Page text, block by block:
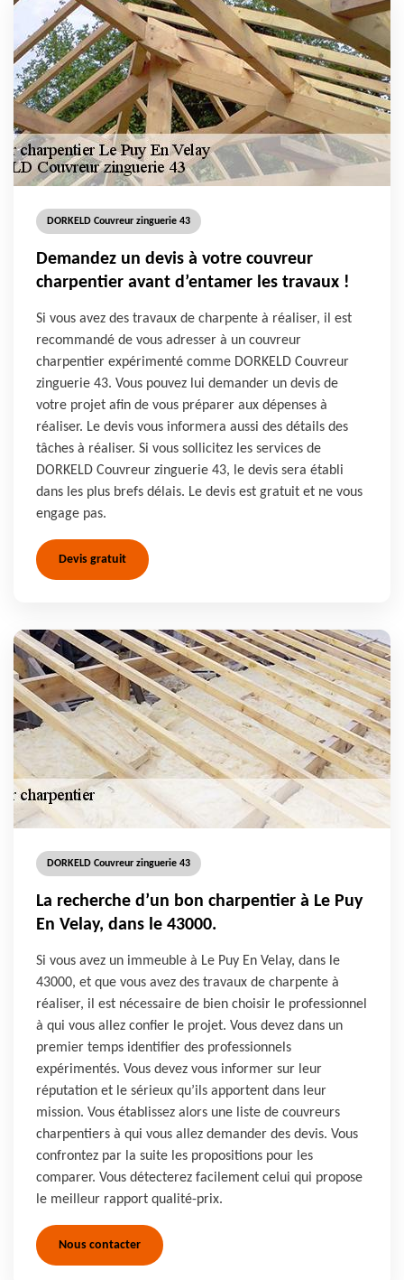
DORKELD Couvreur zinguerie 43
Demandez un devis à votre couvreur
charpentier avant d’entamer les travaux !
Si vous avez des travaux de charpente à réaliser, il est
recommandé de vous adresser à un couvreur
charpentier expérimenté comme DORKELD Couvreur
zinguerie 43. Vous pouvez lui demander un devis de
votre projet afin de vous préparer aux dépenses à
réaliser. Le devis vous informera aussi des détails des
tâches à réaliser. Si vous sollicitez les services de
DORKELD Couvreur zinguerie 43, le devis sera établi
dans les plus brefs délais. Le devis est gratuit et ne vous
engage pas.
Devis gratuit
DORKELD Couvreur zinguerie 43
La recherche d’un bon charpentier à Le Puy
En Velay, dans le 43000.
Si vous avez un immeuble à Le Puy En Velay, dans le
43000, et que vous avez des travaux de charpente à
réaliser, il est nécessaire de bien choisir le professionnel
à qui vous allez confier le projet. Vous devez dans un
premier temps identifier des professionnels
expérimentés. Vous devez vous informer sur leur
réputation et le sérieux qu’ils apportent dans leur
mission. Vous établissez alors une liste de couvreurs
charpentiers à qui vous allez demander des devis. Vous
confrontez par la suite les propositions pour les
comparer. Vous détecterez facilement celui qui propose
le meilleur rapport qualité-prix.
Nous contacter